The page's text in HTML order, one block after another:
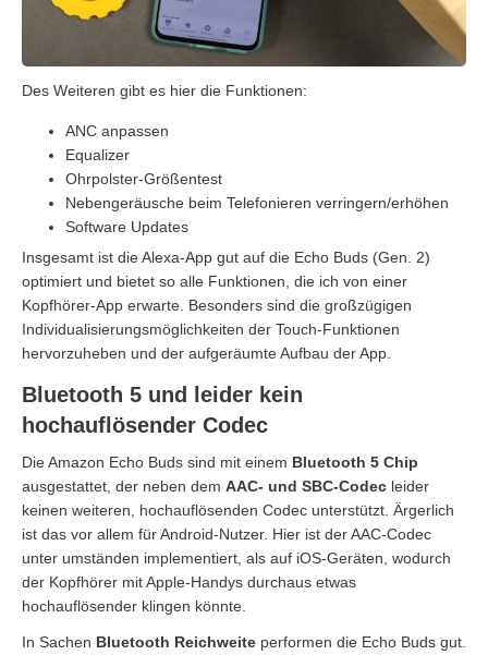
Des Weiteren gibt es hier die Funktionen:
ANC anpassen
Equalizer
Ohrpolster-Größentest
Nebengeräusche beim Telefonieren verringern/erhöhen
Software Updates
Insgesamt ist die Alexa-App gut auf die Echo Buds (Gen. 2)
optimiert und bietet so alle Funktionen, die ich von einer
Kopfhörer-App erwarte. Besonders sind die großzügigen
Individualisierungsmöglichkeiten der Touch-Funktionen
hervorzuheben und der aufgeräumte Aufbau der App.
Bluetooth 5 und leider kein
hochauflösender Codec
Die Amazon Echo Buds sind mit einem Bluetooth 5 Chip
ausgestattet, der neben dem AAC- und SBC-Codec leider
keinen weiteren, hochauflösenden Codec unterstützt. Ärgerlich
ist das vor allem für Android-Nutzer. Hier ist der AAC-Codec
unter umständen implementiert, als auf iOS-Geräten, wodurch
der Kopfhörer mit Apple-Handys durchaus etwas
hochauflösender klingen könnte.
In Sachen Bluetooth Reichweite performen die Echo Buds gut.